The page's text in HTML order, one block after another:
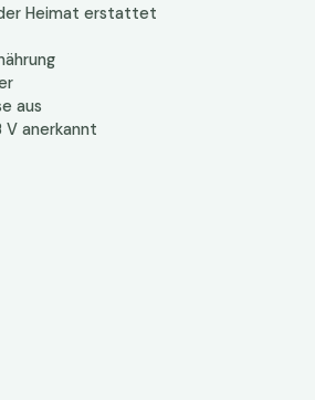
Heimat erstattet
aus
anerkannt